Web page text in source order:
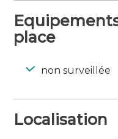
place
non surveillée
Localisation